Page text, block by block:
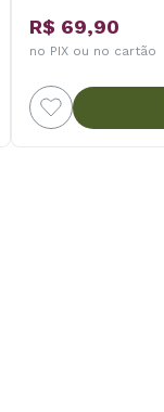
R$ 69,90
no PIX ou no cartão